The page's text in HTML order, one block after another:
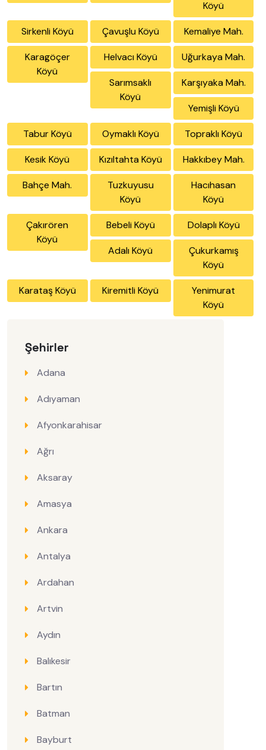
Şehirler
Adana
Adıyaman
Afyonkarahisar
Ağrı
Aksaray
Amasya
Ankara
Antalya
Ardahan
Artvin
Aydın
Balıkesir
Bartın
Batman
Bayburt
Köyü
Sirkenli Köyü Çavuşlu Köyü Kemaliye Mah.
Karagöçer
Köyü
Helvacı Köyü Uğurkaya Mah.
Sarımsaklı
Köyü
Karşıyaka Mah.
Yemişli Köyü
Tabur Köyü Oymaklı Köyü Topraklı Köyü
Kesik Köyü Kızıltahta Köyü Hakkıbey Mah.
Bahçe Mah.
Tuzkuyusu
Köyü
Hacıhasan
Köyü
Çakırören
Köyü
Bebeli Köyü Dolaplı Köyü
Adalı Köyü
Çukurkamış
Köyü
Karataş Köyü Kiremitli Köyü
Yenimurat
Köyü